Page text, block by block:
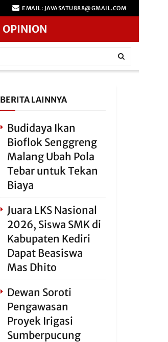
EMAIL: JAVASATU888@GMAIL.COM
OPINION
BERITA LAINNYA
Budidaya Ikan
Bioflok Senggreng
Malang Ubah Pola
Tebar untuk Tekan
Biaya
Juara LKS Nasional
2026, Siswa SMK di
Kabupaten Kediri
Dapat Beasiswa
Mas Dhito
Dewan Soroti
Pengawasan
Proyek Irigasi
Sumberpucung